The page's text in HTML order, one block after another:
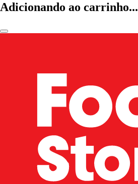
Adicionando ao carrinho...